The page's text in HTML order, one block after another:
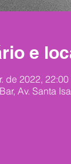
e
de 2022, 22:00
Av. Santa